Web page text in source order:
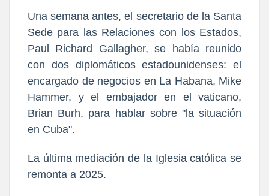
Una semana antes, el secretario de la Santa
Sede para las Relaciones con los Estados,
Paul Richard Gallagher, se había reunido
con dos diplomáticos estadounidenses: el
encargado de negocios en La Habana, Mike
Hammer, y el embajador en el vaticano,
Brian Burh, para hablar sobre "la situación
en Cuba".
La última mediación de la Iglesia católica se
remonta a 2025.